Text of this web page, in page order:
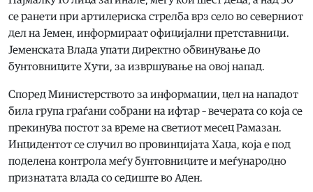
се ранети при артилериска стрелба врз село во северниот
дел на Јемен, информираат официјални претставници.
Јеменската Влада упати директно обвинување до
бунтовниците Хути, за извршување на овој напад.
Според Министерството за информации, цел на нападот
била група граѓани собрани на ифтар – вечерата со која се
прекинува постот за време на светиот месец Рамазан.
Инцидентот се случил во провинцијата Хаџа, која е под
поделена контрола меѓу бунтовниците и меѓународно
признатата влада со седиште во Аден.